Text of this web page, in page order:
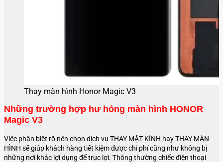
Thay màn hình Honor Magic V3
Những trường hợp hư hỏng màn hình HONOR
Magic V3
Việc phân biệt rõ nên chọn dịch vụ THAY MẶT KÍNH hay THAY MÀN
HÌNH sẽ giúp khách hàng tiết kiệm được chi phí cũng như không bị
những nơi khác lợi dụng để trục lợi. Thông thường chiếc điện thoại